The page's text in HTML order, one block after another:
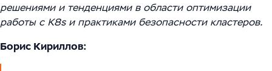
Системы визуального контроля на основе ИИ
Блог
решениями и тенденциями в области оптимизации
работы с K8s и практиками безопасности кластеров.
Борис Кириллов: